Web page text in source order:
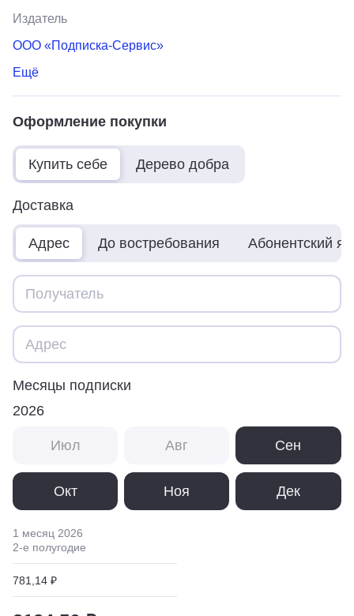
Издатель
ООО «Подписка-Сервис»
Ещё
Оформление покупки
Купить себе Дерево добра
Доставка
Адрес До востребования Абонентский
Месяцы подписки
2026
Июл Авг Сен
Окт Ноя Дек
1 месяц 2026
2-е полугодие
781,14 ₽